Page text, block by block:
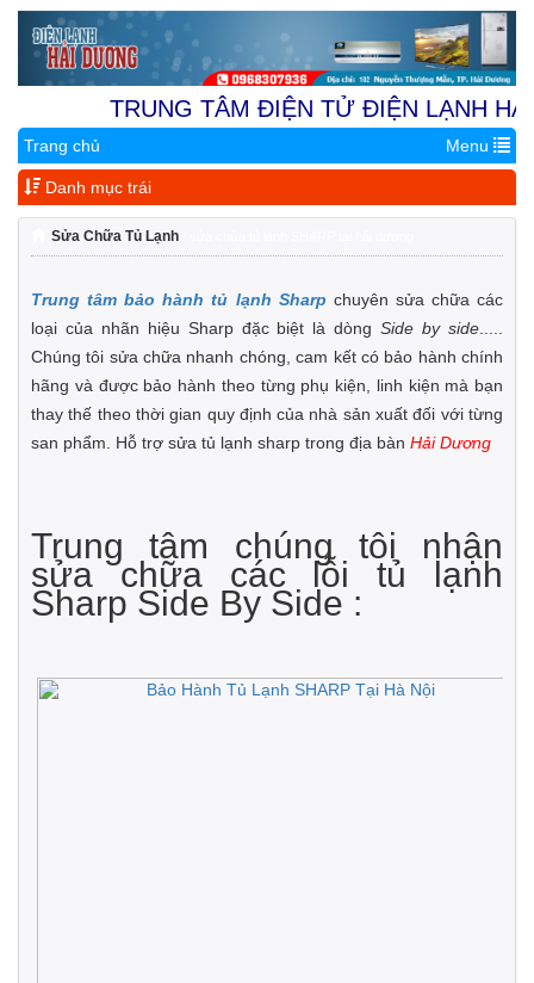
TRUNG TÂM ĐIỆN TỬ ĐIỆN LẠNH HẢI
Địa Chỉ 1:Nhà Vườn 9.4A
Trang chủ Menu
Danh mục trái
Sửa Chữa Tủ Lạnh
Trung tâm bảo hành tủ lạnh Sharp chuyên sửa chữa các
loại của nhãn hiệu Sharp đặc biệt là dòngSide by side
Chúng tôi sửa chữa nhanh chóng, cam kết có bảo hành chính
hãng và được bảo hành theo từng phụ kiện, linh kiện mà bạn
thay thế theo thời gian quy định của nhà sản xuất đối với từng
san phẩm. Hỗ trợ sửa tủ lạnh sharp trong địa bàn Hải Dương
Trung tâm chúng tôi nhận
sửa chữa các lỗi tủ lạnh
Sharp Side By Side :